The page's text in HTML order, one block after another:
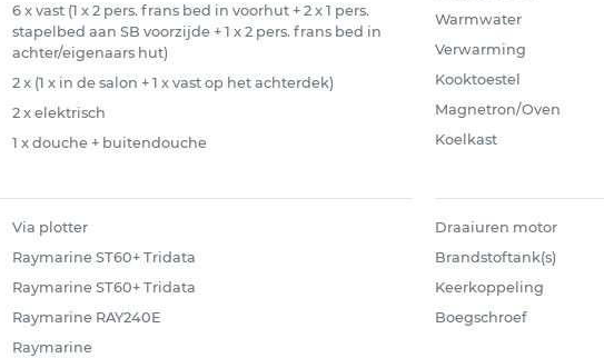
6 x vast (1 x 2 pers. frans bed in voorhut + 2 x 1 pers.
stapelbed aan SB voorzijde + 1 x 2 pers. frans bed in
achter/eigenaars hut)
2 x (1 x in de salon + 1 x vast op het achterdek)
2 x elektrisch
1 x douche + buitendouche
Warmwater
Verwarming
Kooktoestel
Magnetron/Oven
Koelkast
Via plotter
Raymarine ST60+ Tridata
Raymarine ST60+ Tridata
Raymarine RAY240E
Raymarine
Draaiuren motor
Brandstoftank(s)
Keerkoppeling
Boegschroef